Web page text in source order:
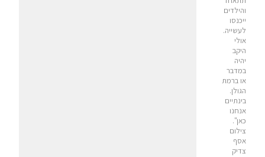
והילדים
ייכנסו
לעשייה.
אולי
היקב
יהיה
במדבר
או ברמת
הגולן.
בינתיים
אנחנו
כאן".
צילום
אסף
צדיק